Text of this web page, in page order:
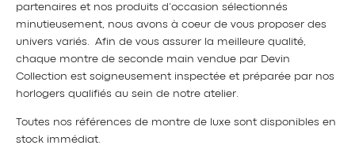
partenaires et nos produits d’occasion sélectionnés
minutieusement, nous avons à coeur de vous proposer des
univers variés. Afin de vous assurer la meilleure qualité,
chaque montre de seconde main vendue par Devin
Collection est soigneusement inspectée et préparée par nos
horlogers qualifiés au sein de notre atelier.
Toutes nos références de montre de luxe sont disponibles en
stock immédiat.